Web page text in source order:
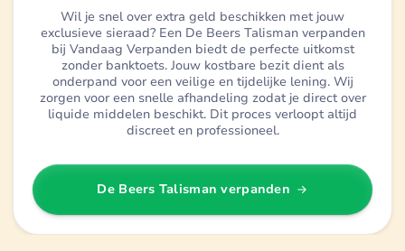
Wil je snel over extra geld beschikken met jouw
exclusieve sieraad? Een De Beers Talisman verpanden
bij Vandaag Verpanden biedt de perfecte uitkomst
zonder banktoets. Jouw kostbare bezit dient als
onderpand voor een veilige en tijdelijke lening. Wij
zorgen voor een snelle afhandeling zodat je direct over
liquide middelen beschikt. Dit proces verloopt altijd
discreet en professioneel.
De Beers Talisman verpanden